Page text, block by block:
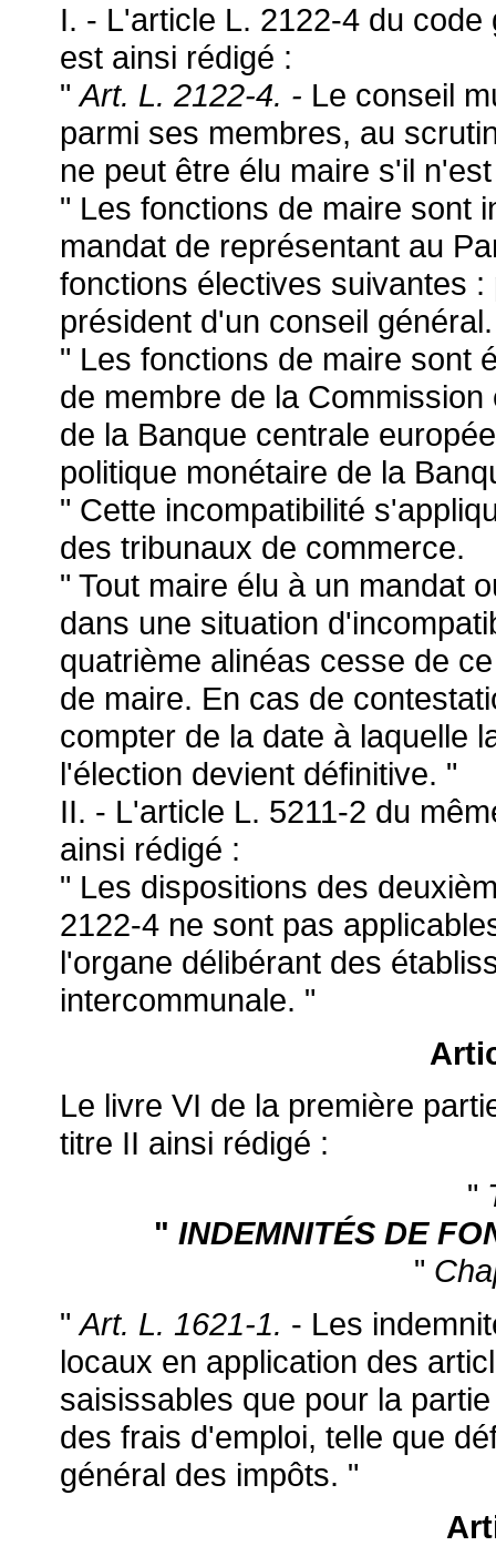
I. - L'article L. 2122-4 du
est ainsi rédigé :
"Art. L. 2122-4. - Le conseil
parmi ses membres, au
ne peut être élu maire s'il
" Les fonctions de maire sont
mandat de représentant au
fonctions électives suivantes
président d'un conseil général.
" Les fonctions de maire sont
de membre de la
de la Banque centrale
politique monétaire de la
" Cette incompatibilité
des tribunaux de commerce.
" Tout maire élu à un mandat
dans une situation
quatrième alinéas cesse de
de maire. En cas de
compter de la date à laquelle
l'élection devient définitive. "
II. - L'article L. 5211-2 du
ainsi rédigé :
" Les dispositions des
2122-4 ne sont pas
l'organe délibérant des
intercommunale. "
Le livre VI de la première
titre II ainsi rédigé :
"
" INDEMNITÉS DE
"
" Art. L. 1621-1. - Les
locaux en application des
saisissables que pour la
des frais d'emploi, telle que
général des impôts. "